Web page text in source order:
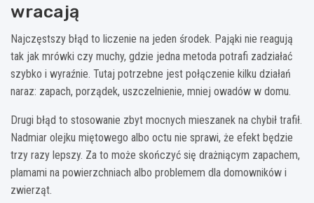
wracają
Najczęstszy błąd to liczenie na jeden środek. Pająki nie reagują
tak jak mrówki czy muchy, gdzie jedna metoda potrafi zadziałać
szybko i wyraźnie. Tutaj potrzebne jest połączenie kilku działań
naraz: zapach, porządek, uszczelnienie, mniej owadów w domu.
Drugi błąd to stosowanie zbyt mocnych mieszanek na chybił trafił.
Nadmiar olejku miętowego albo octu nie sprawi, że efekt będzie
trzy razy lepszy. Za to może skończyć się drażniącym zapachem,
plamami na powierzchniach albo problemem dla domowników i
zwierząt.